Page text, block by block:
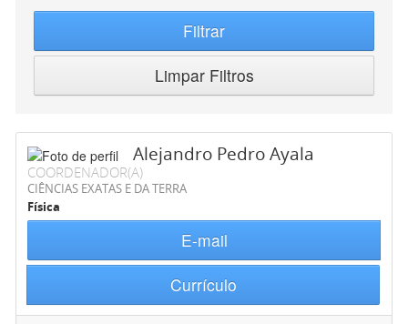
Filtrar
Limpar Filtros
Alejandro Pedro Ayala
COORDENADOR(A)
CIÊNCIAS EXATAS E DA TERRA
Física
E-mail
Currículo